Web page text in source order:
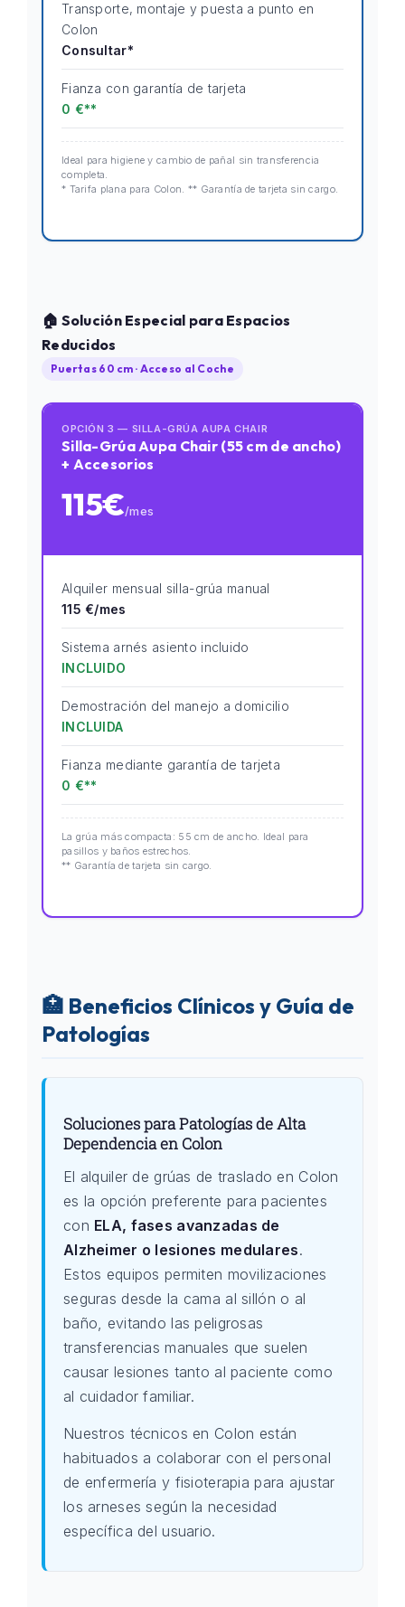
Transporte, montaje y puesta a punto en
Colon
Consultar*
Fianza con garantía de tarjeta
0 €**
Ideal para higiene y cambio de pañal sin transferencia
completa.
* Tarifa plana para Colon. ** Garantía de tarjeta sin cargo.
🏠 Solución Especial para Espacios
Reducidos
Puertas 60 cm · Acceso al Coche
OPCIÓN 3 — SILLA-GRÚA AUPA CHAIR
Silla-Grúa Aupa Chair (55 cm de ancho)
+ Accesorios
115€/mes
Alquiler mensual silla-grúa manual
115 €/mes
Sistema arnés asiento incluido
INCLUIDO
Demostración del manejo a domicilio
INCLUIDA
Fianza mediante garantía de tarjeta
0 €**
La grúa más compacta: 55 cm de ancho. Ideal para
pasillos y baños estrechos.
** Garantía de tarjeta sin cargo.
🏥 Beneficios Clínicos y Guía de
Patologías
Soluciones para Patologías de Alta
Dependencia en Colon
El alquiler de grúas de traslado en Colon
es la opción preferente para pacientes
con ELA, fases avanzadas de
Alzheimer o lesiones medulares.
Estos equipos permiten movilizaciones
seguras desde la cama al sillón o al
baño, evitando las peligrosas
transferencias manuales que suelen
causar lesiones tanto al paciente como
al cuidador familiar.
Nuestros técnicos en Colon están
habituados a colaborar con el personal
de enfermería y fisioterapia para ajustar
los arneses según la necesidad
específica del usuario.